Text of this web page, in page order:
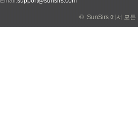
© SunSirs 에서 모